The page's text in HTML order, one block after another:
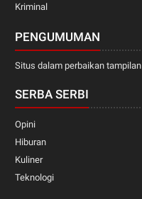
Kriminal
PENGUMUMAN
Situs dalam perbaikan tampilan
SERBA SERBI
Opini
Hiburan
Kuliner
Teknologi